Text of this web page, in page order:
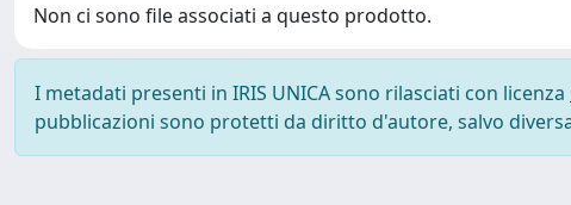
Non ci sono file associati a questo prodotto.
I metadati presenti in IRIS UNICA sono rilasciati con licenza
pubblicazioni sono protetti da diritto d'autore, salvo